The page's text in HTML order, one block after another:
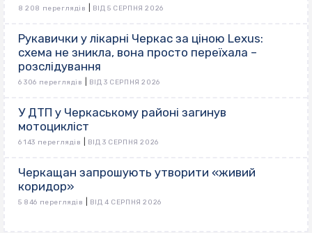
8 208 переглядів ВІД 5 СЕРПНЯ 2026
Рукавички у лікарні Черкас за ціною Lexus:
схема не зникла, вона просто переїхала –
розслідування
6 306 переглядів ВІД 3 СЕРПНЯ 2026
У ДТП у Черкаському районі загинув
мотоцикліст
6 143 переглядів ВІД 3 СЕРПНЯ 2026
Черкащан запрошують утворити «живий
коридор»
5 846 переглядів ВІД 4 СЕРПНЯ 2026